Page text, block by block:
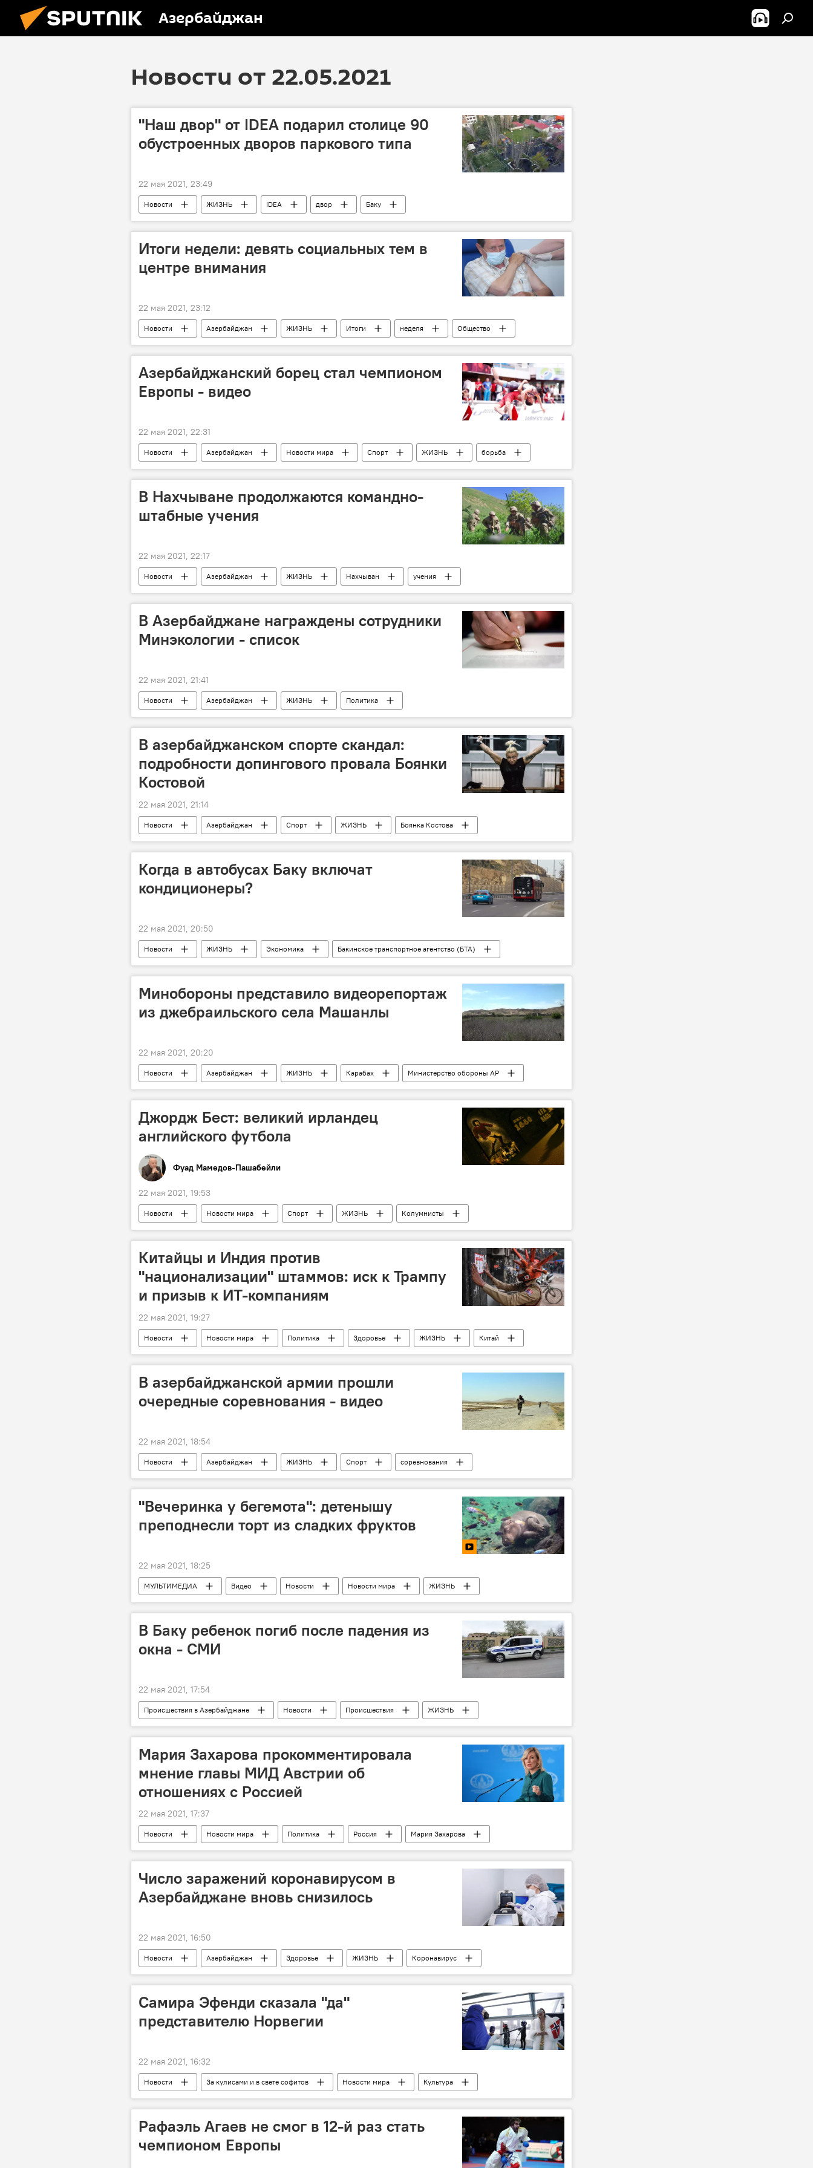
Азербайджан
Новости от 22.05.2021
"Наш двор" от IDEA подарил столице 90
обустроенных дворов паркового типа
22 мая 2021, 23:49
Новости ЖИЗНЬ IDEA двор Баку
Итоги недели: девять социальных тем в
центре внимания
22 мая 2021, 23:12
Новости Азербайджан ЖИЗНЬ Итоги неделя Общество
Азербайджанский борец стал чемпионом
Европы - видео
22 мая 2021, 22:31
Новости Азербайджан Новости мира Спорт ЖИЗНЬ
борьба
Чемпионат Европы
Заур Алиев
В Нахчыване продолжаются командно-
штабные учения
22 мая 2021, 22:17
Новости Азербайджан ЖИЗНЬ Нахчыван учения
В Азербайджане награждены сотрудники
Минэкологии - список
22 мая 2021, 21:41
Новости Азербайджан ЖИЗНЬ
Политика
Министерство экологии и природных ресурсов АР
Ильхам Алиев Награды
В азербайджанском спорте скандал:
подробности допингового провала Боянки
Костовой
22 мая 2021, 21:14
Новости Азербайджан Спорт ЖИЗНЬ
Боянка Костова
Допинг
Скандал Тяжелая атлетика
Когда в автобусах Баку включат
кондиционеры?
22 мая 2021, 20:50
Новости ЖИЗНЬ Экономика
Бакинское транспортное агентство (БТА)
автобусы
Кондиционеры
Минобороны представило видеорепортаж
из джебраильского села Машанлы
22 мая 2021, 20:20
Новости Азербайджан ЖИЗНЬ Карабах
Министерство обороны АР
Джебраильский район
Село
Джордж Бест: великий ирландец
английского футбола
Фуад Мамедов-Пашабейли
22 мая 2021, 19:53
Новости Новости мира Спорт ЖИЗНЬ
Колумнисты
События и даты
Футболист
Китайцы и Индия против
"национализации" штаммов: иск к Трампу
и призыв к ИТ-компаниям
22 мая 2021, 19:27
Новости Новости мира Политика Здоровье ЖИЗНЬ
Китай
Индия
Коронавирус Иск Дональд Трамп
В азербайджанской армии прошли
очередные соревнования - видео
22 мая 2021, 18:54
Новости Азербайджан ЖИЗНЬ Спорт
соревнования
Министерство обороны АР
"Вечеринка у бегемота": детенышу
преподнесли торт из сладких фруктов
22 мая 2021, 18:25
МУЛЬТИМЕДИА Видео Новости Новости мира ЖИЗНЬ
В Баку ребенок погиб после падения из
окна - СМИ
22 мая 2021, 17:54
Происшествия в Азербайджане Новости Происшествия
ЖИЗНЬ
ребенок
упал
Мария Захарова прокомментировала
мнение главы МИД Австрии об
отношениях с Россией
22 мая 2021, 17:37
Новости Новости мира Политика Россия
Мария Захарова
Россия
Европейский союз
Число заражений коронавирусом в
Азербайджане вновь снизилось
22 мая 2021, 16:50
Новости Азербайджан Здоровье ЖИЗНЬ
Коронавирус
Статистика
Кабинет министров АР
Самира Эфенди сказала "да"
представителю Норвегии
22 мая 2021, 16:32
Новости За кулисами и в свете софитов Новости мира
Культура
ЖИЗНЬ
Самира Эфенди Норвегия Евровидение 2022 соцсети
Рафаэль Агаев не смог в 12-й раз стать
чемпионом Европы